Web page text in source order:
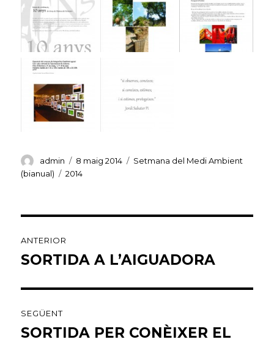
Autor
admin
Publicat
el
8 maig 2014 Categories
Setmana del Medi Ambient
(bianual)
Etiquetes
2014
d'entrades
ANTERIOR
Entrada
SORTIDA A L’AIGUADORA
SEGÜENT
Entrada
SORTIDA PER CONÈIXER EL